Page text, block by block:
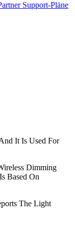
Support-Pläne
It Is Used For
Dimming
Based On
The Light